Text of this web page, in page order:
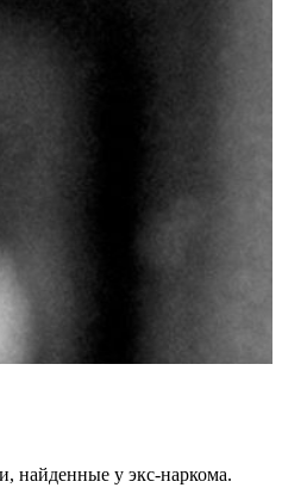
найденные у экс-наркома.